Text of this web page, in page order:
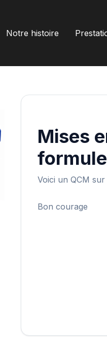
Notre histoire
Mises
formule
Voici un QCM
Bon courage